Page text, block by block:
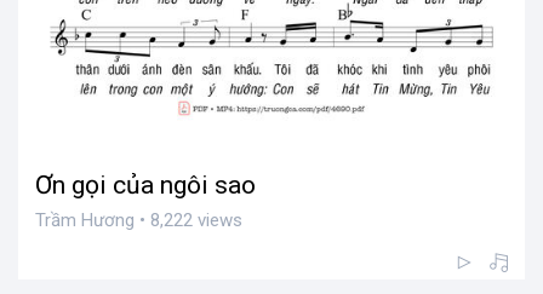
Ơn gọi của ngôi sao
Trầm Hương • 8,222 views